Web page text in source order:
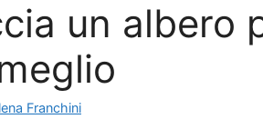
un albero
Franchini